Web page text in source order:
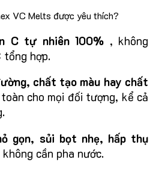
VC Melts được yêu thích?
C tự nhiên 100% , không
tổng hợp.
chất tạo màu hay chất
cho mọi đối tượng, kể cả
gọn, sủi bọt nhẹ, hấp thụ
không cần pha nước.